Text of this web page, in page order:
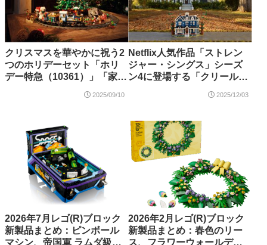
クリスマスを華やかに祝う2
つのホリデーセット「ホリ
デー特急（10361）」「家族
リー（41843）」が2024年
2025/09/10
Netflix人気作品「ストレン
ジャー・シングス」シーズ
ン4に登場する「クリールの
として2026年1月新発売【購
2025/12/03
2026年7月レゴ(R)ブロック
新製品まとめ：ピンボール
マシン、帝国軍 ラムダ級シ
2026年2月レゴ(R)ブロック
新製品まとめ：春色のリー
ス、フラワーウォールデコ